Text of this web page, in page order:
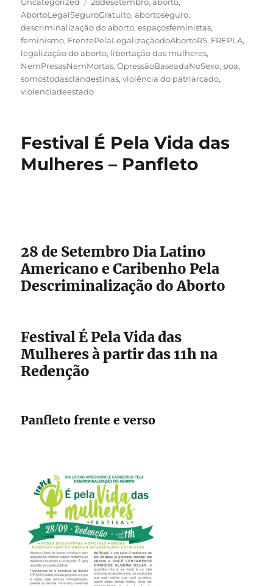
AbortoLegalSeguroGratuito,abortoseguro,
descriminalização do aborto,espaçosfeministas,
feminismo, FrentePelaLegalizaçãodoAbortoRS, FREPLA,
legalização do aborto, libertação das mulheres,
NemPresasNemMortas,OpressãoBaseadaNoSexo, poa,
somostodasclandestinas,violência do patriarcado,
violenciadeestado
Festival É Pela Vida das
Mulheres – Panfleto
28 de Setembro Dia Latino
Americano e Caribenho Pela
Descriminalização do Aborto
Festival É Pela Vida das
Mulheres à partir das 11h na
Redenção
Panfleto frente e verso